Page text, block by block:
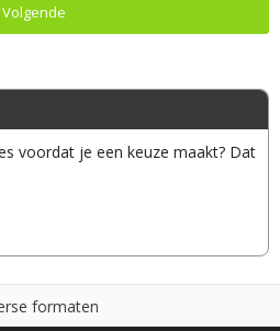
Volgende
voordat je een keuze maakt? Dat
rse formaten